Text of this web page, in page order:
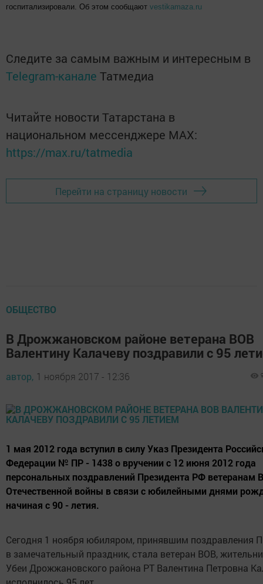
госпитализировали. Об этом сообщают vestikamaza.ru
Следите за самым важным и интересным в
Telegram-канале Татмедиа
Читайте новости Татарстана в
национальном мессенджере MАХ:
https://max.ru/tatmedia
Перейти на страницу новости
ОБЩЕСТВО
В Дрожжановском районе ветерана ВОВ
Валентину Калачеву поздравили с 95
автор, 1 ноября 2017 - 12:36
1 мая 2012 года вступил в силу Указ Президента
Федерации № ПР - 1438 о вручении с 12 июня 2012 года
персональных поздравлений Президента РФ ветеранам
Отечественной войны в связи с юбилейными днями
начиная с 90 - летия.
Сегодня 1 ноября юбиляром, принявшим поздравления
в замечательный праздник, стала ветеран ВОВ,
Убеи Дрожжановского района РТ Валентина Петровна